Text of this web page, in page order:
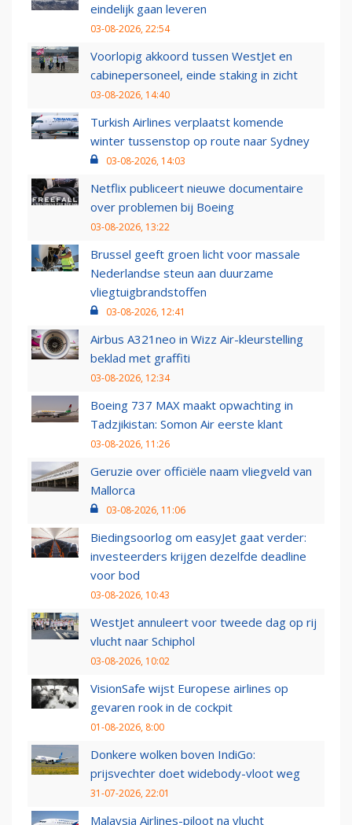
eindelijk gaan leveren
03-08-2026, 22:54
Voorlopig akkoord tussen WestJet en
cabinepersoneel, einde staking in zicht
03-08-2026, 14:40
Turkish Airlines verplaatst komende
winter tussenstop op route naar Sydney
03-08-2026, 14:03
Netflix publiceert nieuwe documentaire
over problemen bij Boeing
03-08-2026, 13:22
Brussel geeft groen licht voor massale
Nederlandse steun aan duurzame
vliegtuigbrandstoffen
03-08-2026, 12:41
Airbus A321neo in Wizz Air-kleurstelling
beklad met graffiti
03-08-2026, 12:34
Boeing 737 MAX maakt opwachting in
Tadzjikistan: Somon Air eerste klant
03-08-2026, 11:26
Geruzie over officiële naam vliegveld van
Mallorca
03-08-2026, 11:06
Biedingsoorlog om easyJet gaat verder:
investeerders krijgen dezelfde deadline
voor bod
03-08-2026, 10:43
WestJet annuleert voor tweede dag op rij
vlucht naar Schiphol
03-08-2026, 10:02
VisionSafe wijst Europese airlines op
gevaren rook in de cockpit
01-08-2026, 8:00
Donkere wolken boven IndiGo:
prijsvechter doet widebody-vloot weg
31-07-2026, 22:01
Malaysia Airlines-piloot na vlucht